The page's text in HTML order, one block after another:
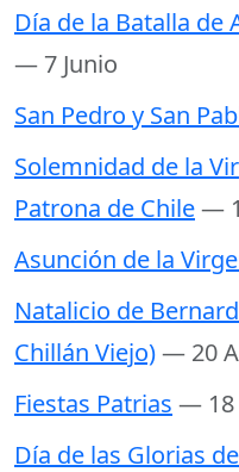
Día de la Batalla de
— 7 Junio
San Pedro y San
Solemnidad de la
Patrona de Chile—
Asunción de la
Natalicio de
Chillán Viejo)— 20
Fiestas Patrias — 18
Día de las Glorias